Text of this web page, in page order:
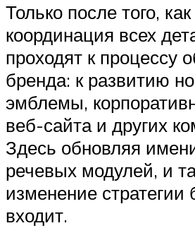
Только после того,
координация всех
проходят к процессу
бренда: к развитию
эмблемы,
веб-сайта и других
Здесь обновляя
речевых модулей, и
изменение стратегии
входит.